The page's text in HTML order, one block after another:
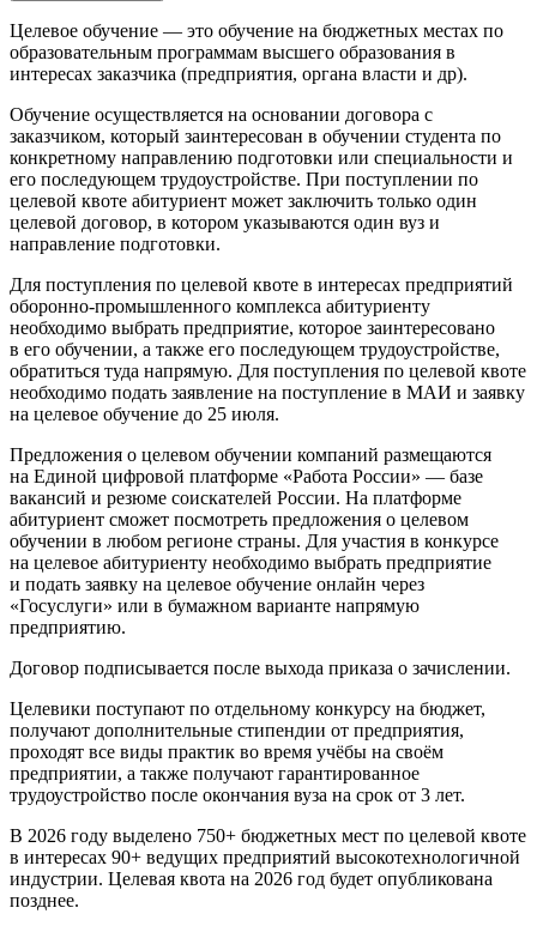
Целевое обучение — это обучение на бюджетных местах по
образовательным программам высшего образования в
интересах заказчика (предприятия, органа власти и др).
Обучение осуществляется на основании договора с
заказчиком, который заинтересован в обучении студента по
конкретному направлению подготовки или специальности и
его последующем трудоустройстве. При поступлении по
целевой квоте абитуриент может заключить только один
целевой договор, в котором указываются один вуз и
направление подготовки.
Для поступления по целевой квоте в интересах предприятий
оборонно-промышленного комплекса абитуриенту
необходимо выбрать предприятие, которое заинтересовано
в его обучении, а также его последующем трудоустройстве,
обратиться туда напрямую. Для поступления по целевой квоте
необходимо подать заявление на поступление в МАИ и заявку
на целевое обучение до 25 июля.
Предложения о целевом обучении компаний размещаются
на Единой цифровой платформе «Работа России» — базе
вакансий и резюме соискателей России. На платформе
абитуриент сможет посмотреть предложения о целевом
обучении в любом регионе страны. Для участия в конкурсе
на целевое абитуриенту необходимо выбрать предприятие
и подать заявку на целевое обучение онлайн через
«Госуслуги» или в бумажном варианте напрямую
предприятию.
Договор подписывается после выхода приказа о зачислении.
Целевики поступают по отдельному конкурсу на бюджет,
получают дополнительные стипендии от предприятия,
проходят все виды практик во время учёбы на своём
предприятии, а также получают гарантированное
трудоустройство после окончания вуза на срок от 3 лет.
В 2026 году выделено 750+ бюджетных мест по целевой квоте
в интересах 90+ ведущих предприятий высокотехнологичной
индустрии. Целевая квота на 2026 год будет опубликована
позднее.